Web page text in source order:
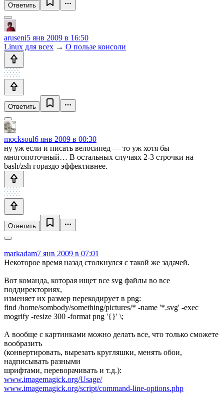
Ответить
aruseni5 янв 2009 в 16:50
Linux для всех → О пользе консоли
Ответить
mocksoul6 янв 2009 в 00:30
ну уж если и писать велосипед — то уж хотя бы
многопоточный… В остальных случаях 2-3 строчки на
bash/zsh гораздо эффективнее.
Ответить
markadam7 янв 2009 в 07:01
Некоторое время назад столкнулся с такой же задачей.
Вот команда, которая ищет все svg файлы во все
поддиректориях,
изменяет их размер перекодирует в png:
find /home/sombody/something/pictures/* -name '*.svg' -exec
mogrify -resize 300 -format png '{}' \;
А вообще с картинками можно делать все, что только сможете
вообразить
(конвертировать, вырезать кругляшки, менять обои,
надписывать разными
шрифтами, переворачивать и т.д.):
www.imagemagick.org/Usage/
www.imagemagick.org/script/command-line-options.php